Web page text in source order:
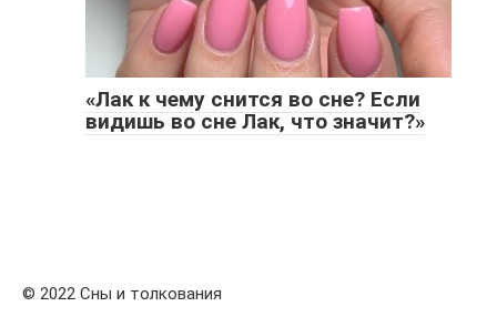
«Лак к чему снится во сне? Если
видишь во сне Лак, что значит?»
© 2022 Сны и толкования